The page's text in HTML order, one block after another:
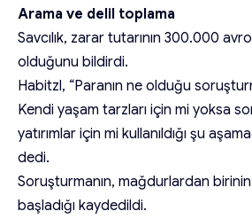
Arama ve delil toplama
Savcılık, zarar tutarının 300.000
olduğunu bildirdi.
Habitzl, “Paranın ne olduğu
Kendi yaşam tarzları için mi yoksa
yatırımlar için mi kullanıldığı şu
dedi.
Soruşturmanın, mağdurlardan
başladığı kaydedildi.